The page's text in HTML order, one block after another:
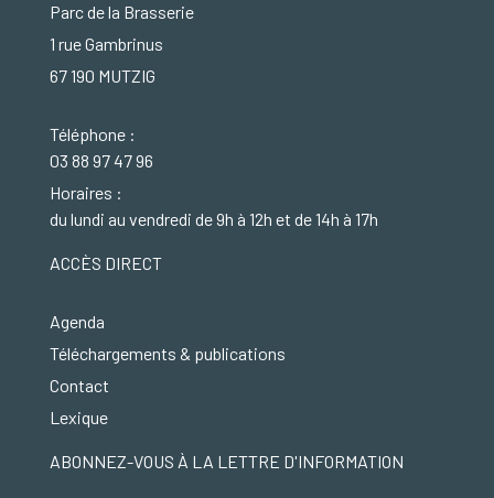
Parc de la Brasserie
1 rue Gambrinus
67 190 MUTZIG
Téléphone :
03 88 97 47 96
Horaires :
du lundi au vendredi de 9h à 12h et de 14h à 17h
ACCÈS DIRECT
Agenda
Téléchargements & publications
Contact
Lexique
ABONNEZ-VOUS À LA LETTRE D'INFORMATION